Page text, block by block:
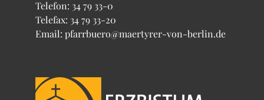
Telefon: 34 79 33-0
Telefax: 34 79 33-20
Email: pfarrbuero@maertyrer-von-berlin.de